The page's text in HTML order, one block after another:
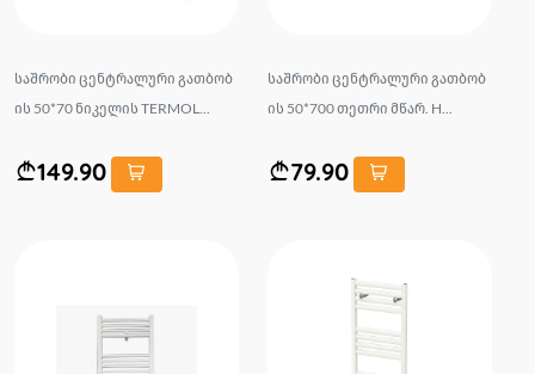
საშრობი ცენტრალური გათბობ
ის 50*70 ნიკელის TERMOL...
149.90
საშრობი ცენტრალური გათბობ
ის 50*700 თეთრი მწარ. H...
79.90